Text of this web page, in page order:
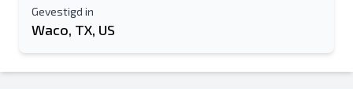
Gevestigd in
Waco, TX, US